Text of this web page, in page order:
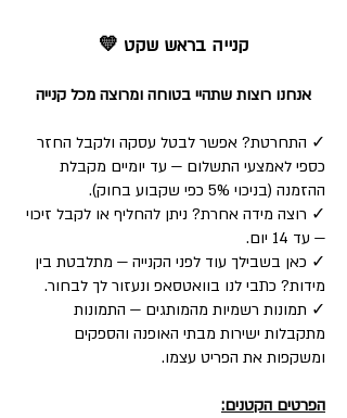
קנייה בראש שקט 💛
אנחנו רוצות שתהיי בטוחה ומרוצה מכל קנייה
✓ התחרטת? אפשר לבטל עסקה ולקבל החזר
כספי לאמצעי התשלום — עד יומיים מקבלת
ההזמנה (בניכוי 5% כפי שקבוע בחוק).
✓ רוצה מידה אחרת? ניתן להחליף או לקבל זיכוי
— עד 14 יום.
✓ כאן בשבילך עוד לפני הקנייה — מתלבטת בין
מידות? כתבי לנו בוואטסאפ ונעזור לך לבחור.
✓ תמונות רשמיות מהמותגים — התמונות
מתקבלות ישירות מבתי האופנה והספקים
ומשקפות את הפריט עצמו.
הפרטים הקטנים: